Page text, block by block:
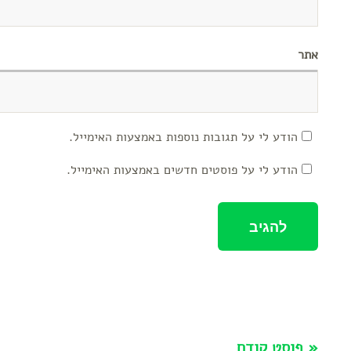
אתר
הודע לי על תגובות נוספות באמצעות האימייל.
הודע לי על פוסטים חדשים באמצעות האימייל.